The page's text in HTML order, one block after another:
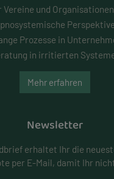
Vereine und
Prozesse in
in irritierten
Mehr erfahren
Newsletter
erhaltet Ihr die
per E-Mail, damit Ihr